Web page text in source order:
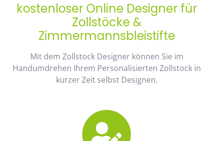
kostenloser Online Designer für
Zollstöcke &
Zimmermannsbleistifte
Mit dem Zollstock Designer können Sie im
Handumdrehen Ihrem Personalisierten Zollstock in
kurzer Zeit selbst Designen.